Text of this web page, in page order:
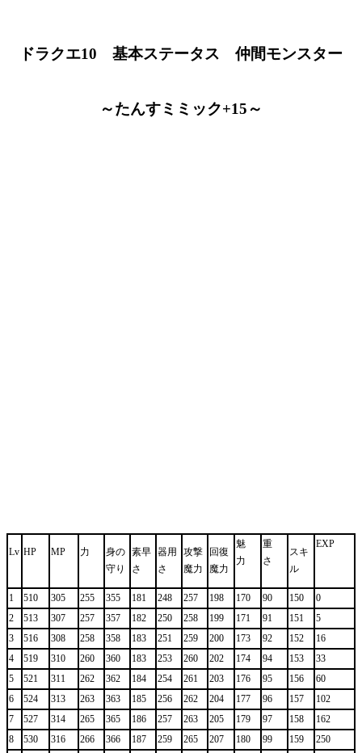
ドラクエ10 基本ステータス 仲間モンスター
～たんすミミック+15～
Lv HP MP 力
身の
守り
素早
さ
器用
さ
攻撃
魔力
回復
魔力
魅
力
重
さ
スキ
ル
EXP
1 510 305 255 355 181 248 257 198 170 90 150
0
2
513 307 257 357 182 250 258 199 171 91 151
5
3
516 308 258 358 183 251 259 200 173 92 152
16
4
519 310 260 360 183 253 260 202 174 94 153
33
5
521 311 262 362 184 254 261 203 176 95 156
60
6
524 313 263 363 185 256 262 204 177 96 157
102
7
527 314 265 365 186 257 263 205 179 97 158
162
8
530 316 266 366 187 259 265 207 180 99 159
250